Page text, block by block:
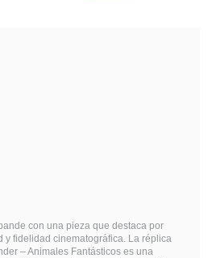
con una pieza que destaca por
y fidelidad cinematográfica. La réplica
– Animales Fantásticos es una